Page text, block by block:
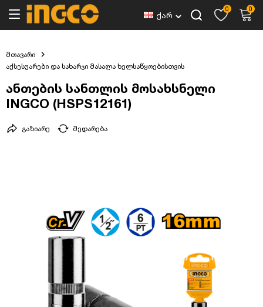
ქარ
0 0
მთავარი
აქსესუარები და სახარჯი მასალა ხელსაწყოებისთვის
ანთების სანთლის მოსახსნელი
INGCO (HSPS12161)
შედარება
გაზიარე